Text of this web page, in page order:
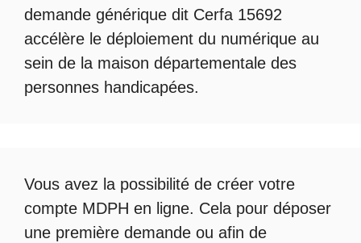
demande générique dit Cerfa 15692
accélère le déploiement du numérique au
sein de la maison départementale des
personnes handicapées.
Vous avez la possibilité de créer votre
compte MDPH en ligne. Cela pour déposer
une première demande ou afin de